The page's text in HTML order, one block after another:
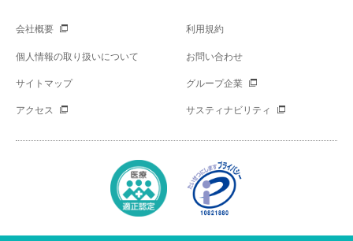
会社概要 利用規約
個人情報の取り扱いについて お問い合わせ
サイトマップ グループ企業
アクセス サスティナビリティ